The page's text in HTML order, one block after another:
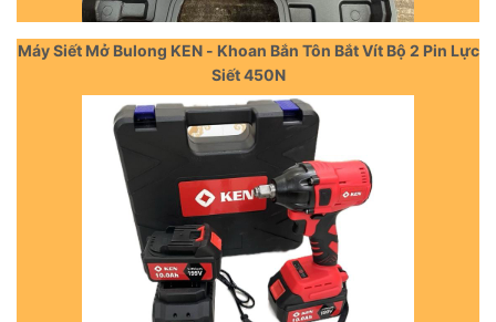
Máy Siết Mở Bulong KEN - Khoan Bắn Tôn Bắt Vít Bộ 2 Pin Lực
Siết 450N